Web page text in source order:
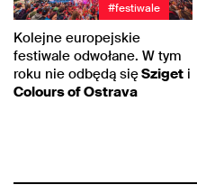
#festiwale
Kolejne europejskie
festiwale odwołane. W tym
roku nie odbędą sięSziget i
Colours of Ostrava